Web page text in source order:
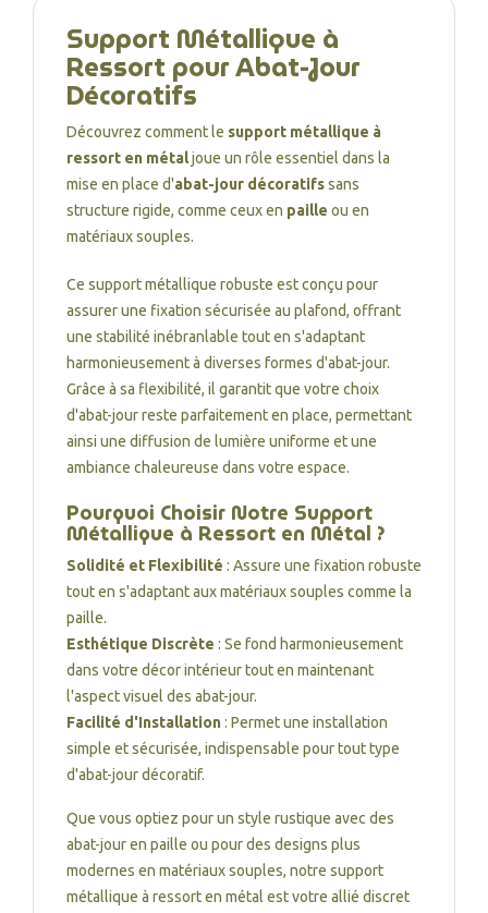
Support Métallique à
Ressort pour Abat-Jour
Décoratifs
Découvrez comment le support métallique à
ressort en métaljoue un rôle essentiel dans la
mise en place d'abat-jour décoratifssans
structure rigide, comme ceux en paille ou en
matériaux souples.
Ce support métallique robuste est conçu pour
assurer une fixation sécurisée au plafond, offrant
une stabilité inébranlable tout en s'adaptant
harmonieusement à diverses formes d'abat-jour.
Grâce à sa flexibilité, il garantit que votre choix
d'abat-jour reste parfaitement en place, permettant
ainsi une diffusion de lumière uniforme et une
ambiance chaleureuse dans votre espace.
Pourquoi Choisir Notre Support
Métallique à Ressort en Métal ?
Solidité et Flexibilité : Assure une fixation robuste
tout en s'adaptant aux matériaux souples comme la
paille.
Esthétique Discrète : Se fond harmonieusement
dans votre décor intérieur tout en maintenant
l'aspect visuel des abat-jour.
Facilité d'Installation: Permet une installation
simple et sécurisée, indispensable pour tout type
d'abat-jour décoratif.
Que vous optiez pour un style rustique avec des
abat-jour en paille ou pour des designs plus
modernes en matériaux souples, notre support
métallique à ressort en métal est votre allié discret